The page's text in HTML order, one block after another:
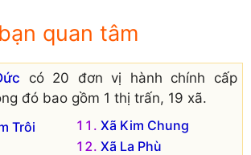
quan tâm
có 20 đơn vị hành chính cấp
đó bao gồm 1 thị trấn, 19 xã.
Trôi
Xã Kim Chung
Xã La Phù